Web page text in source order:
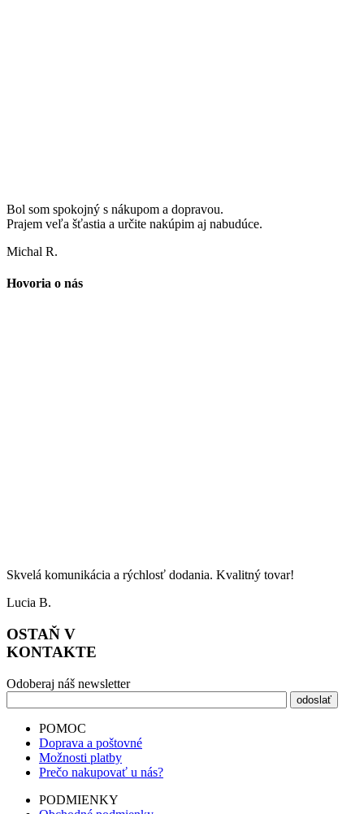
Bol som spokojný s nákupom a dopravou.
Prajem veľa šťastia a určite nakúpim aj nabudúce.
Michal R.
Hovoria o nás
Skvelá komunikácia a rýchlosť dodania. Kvalitný tovar!
Lucia B.
OSTAŇ V
KONTAKTE
Odoberaj náš newsletter
POMOC
Doprava a poštovné
Možnosti platby
Prečo nakupovať u nás?
PODMIENKY